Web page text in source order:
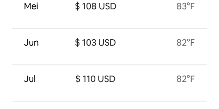
Mei
Jun
Jul
$ 108 USD
$ 103 USD
$ 110 USD
83°F
82°F
82°F